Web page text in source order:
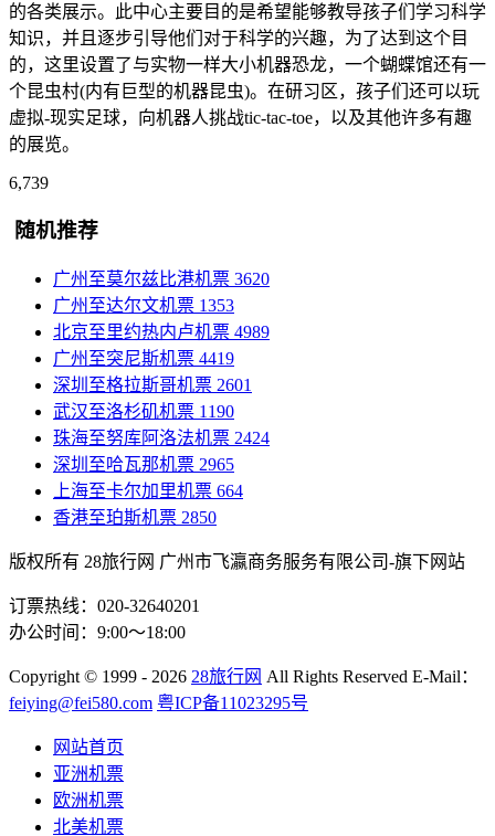
的各类展示。此中心主要目的是希望能够教导孩子们学习科学
知识，并且逐步引导他们对于科学的兴趣，为了达到这个目
的，这里设置了与实物一样大小机器恐龙，一个蝴蝶馆还有一
个昆虫村(内有巨型的机器昆虫)。在研习区，孩子们还可以玩
虚拟-现实足球，向机器人挑战tic-tac-toe，以及其他许多有趣
的展览。
6,739
随机推荐
广州至莫尔兹比港机票 3620
广州至达尔文机票 1353
北京至里约热内卢机票 4989
广州至突尼斯机票 4419
深圳至格拉斯哥机票 2601
武汉至洛杉矶机票 1190
珠海至努库阿洛法机票 2424
深圳至哈瓦那机票 2965
上海至卡尔加里机票 664
香港至珀斯机票 2850
版权所有 28旅行网 广州市飞瀛商务服务有限公司-旗下网站
订票热线：020-32640201
办公时间：9:00～18:00
Copyright © 1999 - 2026 28旅行网 All Rights Reserved E-Mail：
feiying@fei580.com 粤ICP备11023295号
网站首页
亚洲机票
欧洲机票
北美机票